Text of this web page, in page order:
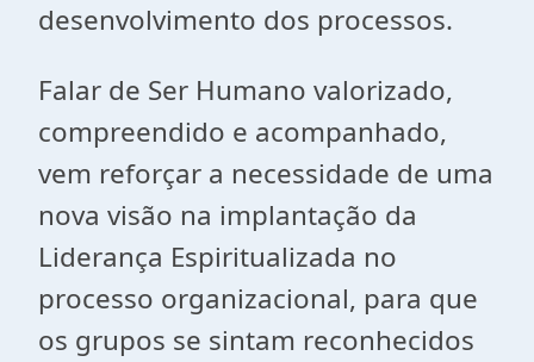
desenvolvimento dos processos.
Falar de Ser Humano valorizado,
compreendido e acompanhado,
vem reforçar a necessidade de uma
nova visão na implantação da
Liderança Espiritualizada no
processo organizacional, para que
os grupos se sintam reconhecidos